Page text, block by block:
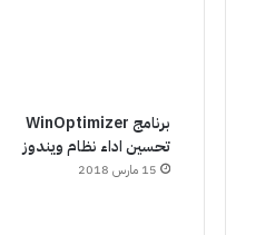
برنامج WinOptimizer
تحسين اداء نظام ويندوز
15 مارس 2018